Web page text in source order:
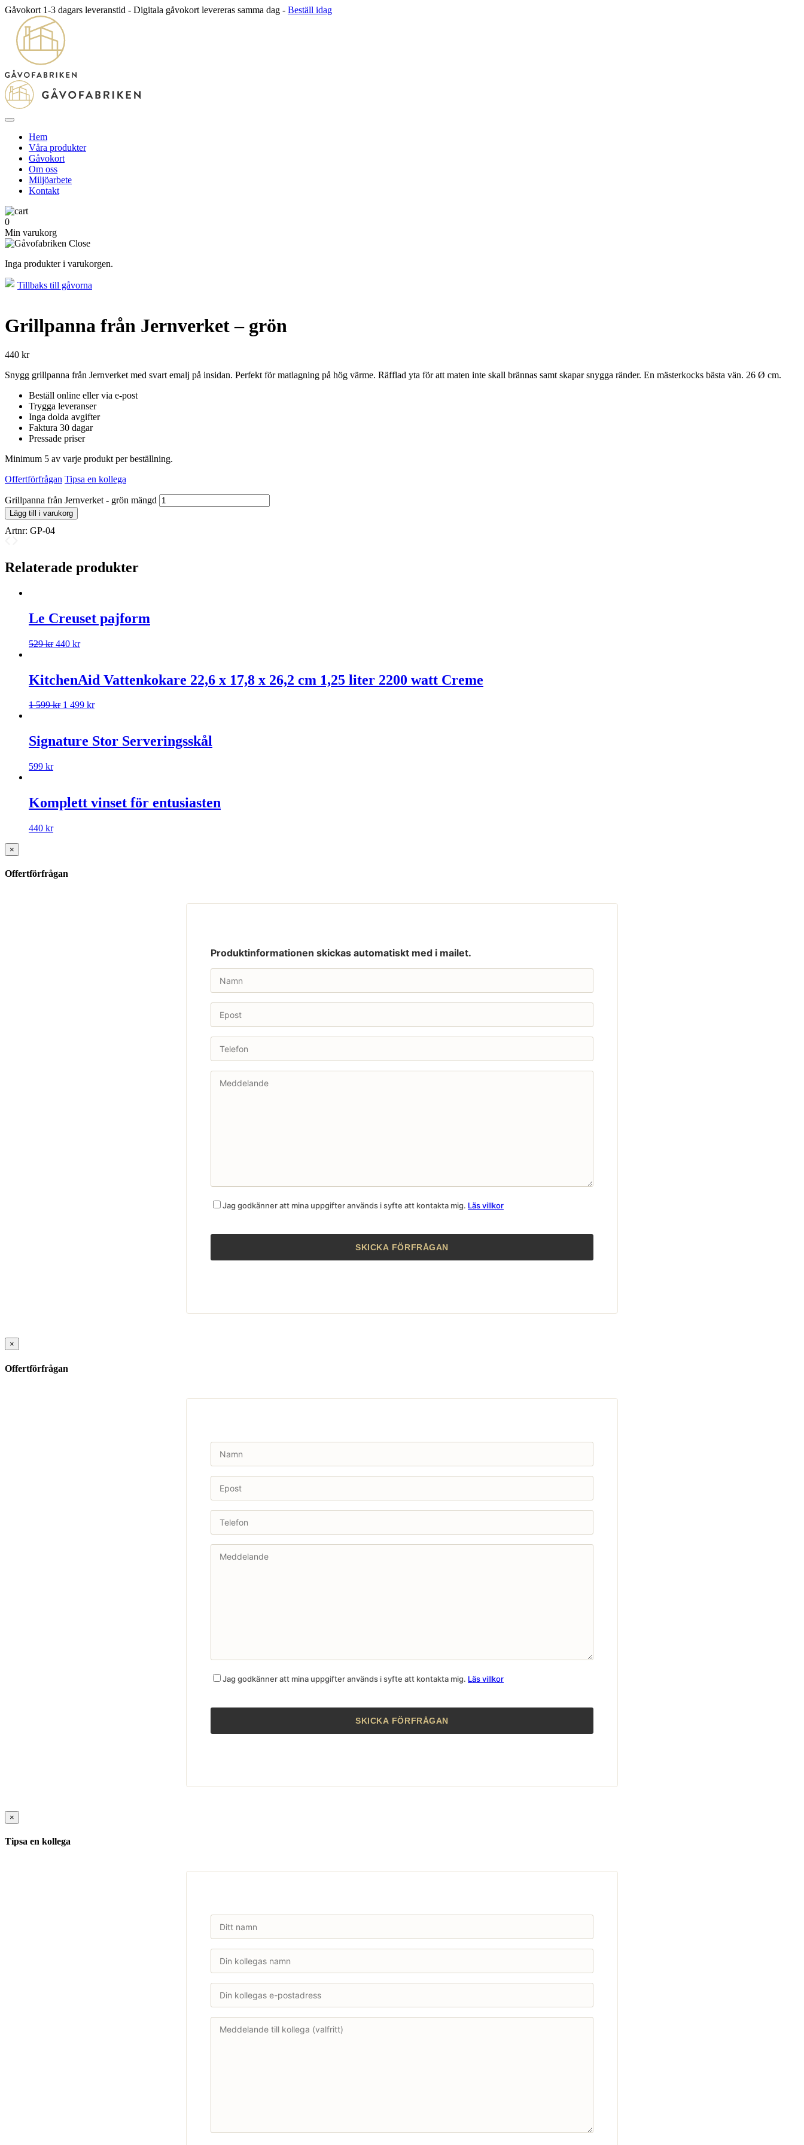
Gåvokort 1-3 dagars leveranstid - Digitala gåvokort levereras samma dag - Beställ idag
Hem
Våra produkter
Gåvokort
Om oss
Miljöarbete
Kontakt
0
Min varukorg
Inga produkter i varukorgen.
Tillbaks till gåvorna
Grillpanna från Jernverket – grön
440 kr
Snygg grillpanna från Jernverket med svart emalj på insidan. Perfekt för matlagning på hög värme. Räfflad yta för att maten inte skall brännas samt skapar snygga ränder. En mästerkocks bästa vän. 26 Ø cm.
Beställ online eller via e-post
Trygga leveranser
Inga dolda avgifter
Faktura 30 dagar
Pressade priser
Minimum 5 av varje produkt per beställning.
Offertförfrågan Tipsa en kollega
Grillpanna från Jernverket - grön mängd
Lägg till i varukorg
Artnr: GP-04
Relaterade produkter
Le Creuset pajform
529kr 440 kr
KitchenAid Vattenkokare 22,6 x 17,8 x 26,2 cm 1,25 liter 2200 watt Creme
1 599kr 1 499 kr
Signature Stor Serveringsskål
599 kr
Komplett vinset för entusiasten
440 kr
×
Offertförfrågan
Produktinformationen skickas automatiskt med i mailet.
Jag godkänner att mina uppgifter används i syfte att kontakta mig. Läs villkor
×
Offertförfrågan
Jag godkänner att mina uppgifter används i syfte att kontakta mig. Läs villkor
×
Tipsa en kollega